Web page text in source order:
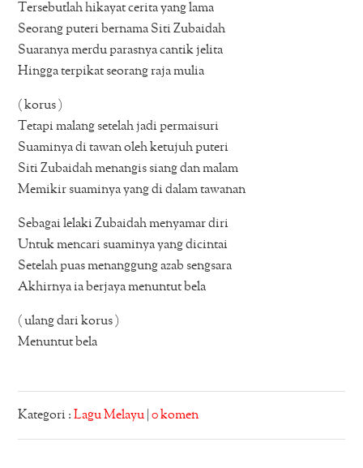
Tersebutlah hikayat cerita yang lama
Seorang puteri bernama Siti Zubaidah
Suaranya merdu parasnya cantik jelita
Hingga terpikat seorang raja mulia
( korus )
Tetapi malang setelah jadi permaisuri
Suaminya di tawan oleh ketujuh puteri
Siti Zubaidah menangis siang dan malam
Memikir suaminya yang di dalam tawanan
Sebagai lelaki Zubaidah menyamar diri
Untuk mencari suaminya yang dicintai
Setelah puas menanggung azab sengsara
Akhirnya ia berjaya menuntut bela
( ulang dari korus )
Menuntut bela
Kategori :Lagu Melayu |0 komen